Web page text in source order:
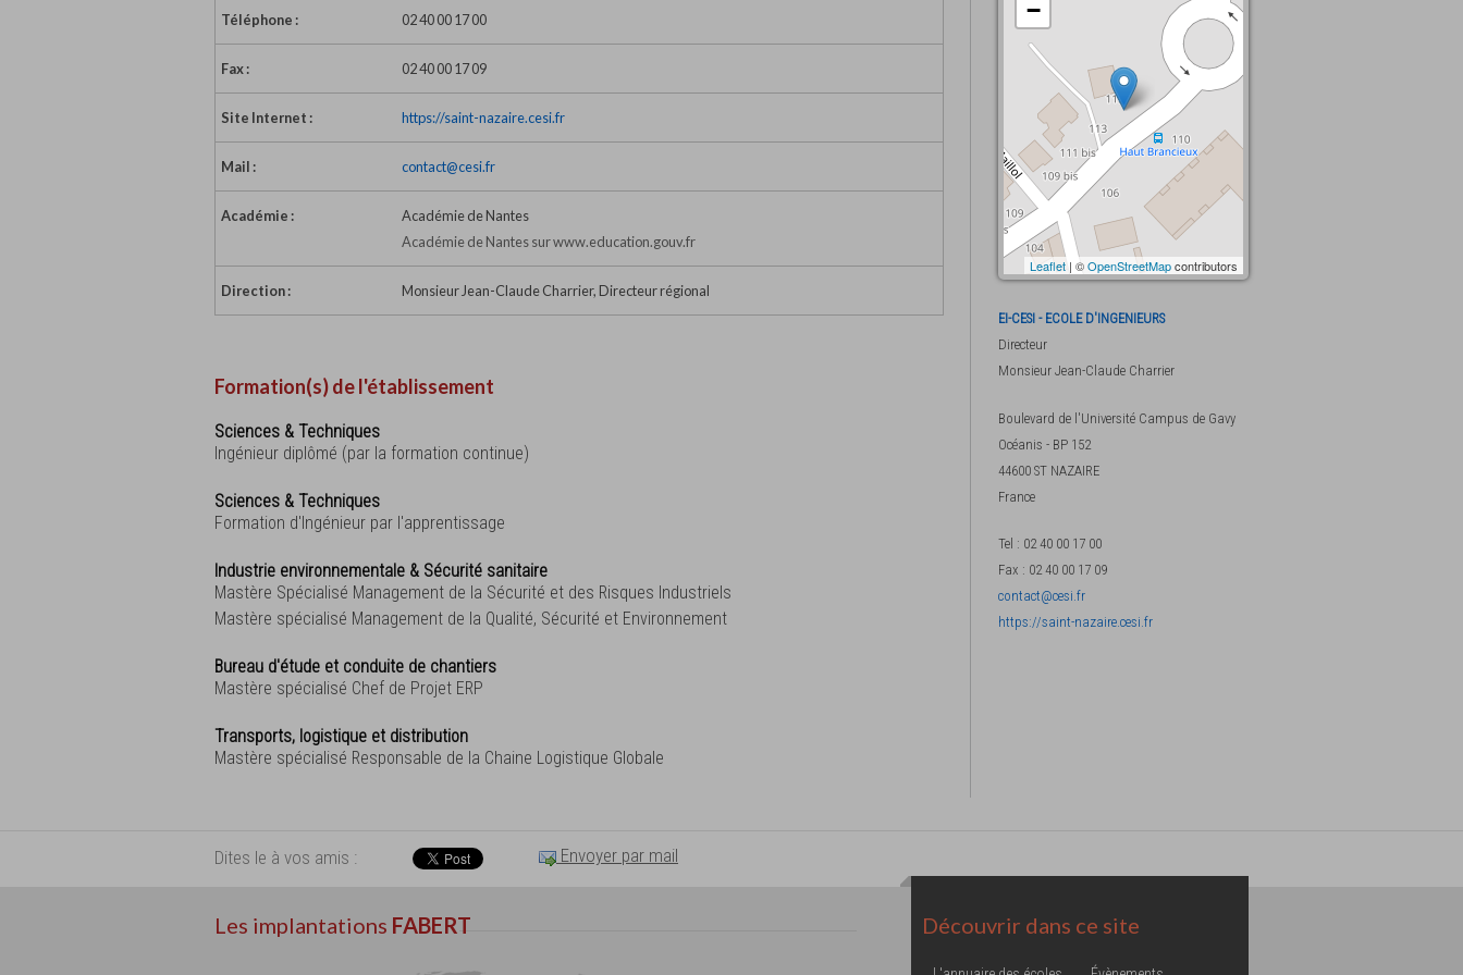
Téléphone : 02 40 00 17 00
Fax : 02 40 00 17 09
Site Internet : https://saint-nazaire.cesi.fr
Mail : contact@cesi.fr
Académie :
Académie de Nantes
Académie de Nantes sur www.education.gouv.fr
Direction : Monsieur Jean-Claude Charrier, Directeur régional
Formation(s) de l'établissement
Sciences & Techniques
Ingénieur diplômé (par la formation continue)
Sciences & Techniques
Formation d'Ingénieur par l'apprentissage
Industrie environnementale & Sécurité sanitaire
Mastère Spécialisé Management de la Sécurité et des Risques Industriels
Mastère spécialisé Management de la Qualité, Sécurité et Environnement
Bureau d'étude et conduite de chantiers
Mastère spécialisé Chef de Projet ERP
Transports, logistique et distribution
Mastère spécialisé Responsable de la Chaine Logistique Globale
−
Leaflet| ©OpenStreetMapcontributors
EI-CESI - ECOLE D'INGENIEURS
Directeur
Monsieur Jean-Claude Charrier
Boulevard de l'Université Campus de Gavy
Océanis - BP 152
44600 ST NAZAIRE
France
Tel : 02 40 00 17 00
Fax : 02 40 00 17 09
contact@cesi.fr
https://saint-nazaire.cesi.fr
Dites le à vos amis : Envoyer par mail
Les implantations FABERT Découvrir dans ce site